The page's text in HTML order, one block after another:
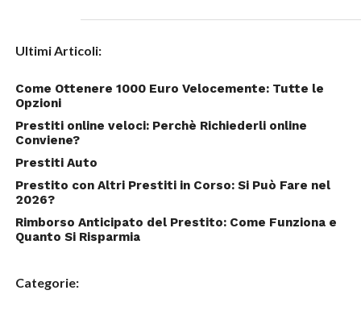
Ultimi Articoli:
Come Ottenere 1000 Euro Velocemente: Tutte le
Opzioni
Prestiti online veloci: Perchè Richiederli online
Conviene?
Prestiti Auto
Prestito con Altri Prestiti in Corso: Si Può Fare nel
2026?
Rimborso Anticipato del Prestito: Come Funziona e
Quanto Si Risparmia
Categorie: